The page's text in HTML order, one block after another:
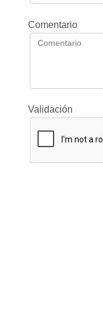
Comentario
Validación